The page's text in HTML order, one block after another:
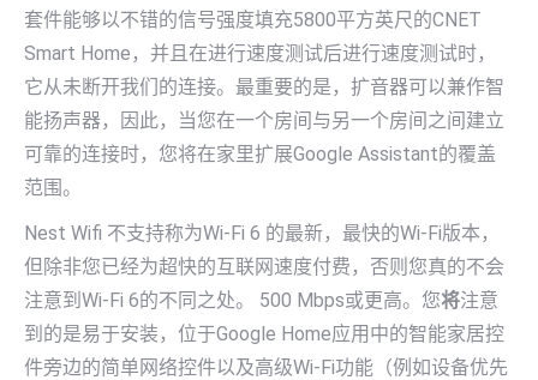
套件能够以不错的信号强度填充5800平方英尺的CNET
Smart Home，并且在进行速度测试后进行速度测试时，
它从未断开我们的连接。最重要的是，扩音器可以兼作智
能扬声器，因此，当您在一个房间与另一个房间之间建立
可靠的连接时，您将在家里扩展Google Assistant的覆盖
范围。
Nest Wifi 不支持称为Wi-Fi 6 的最新，最快的Wi-Fi版本，
但除非您已经为超快的互联网速度付费，否则您真的不会
注意到Wi-Fi 6的不同之处。 500 Mbps或更高。您将注意
到的是易于安装，位于Google Home应用中的智能家居控
件旁边的简单网络控件以及高级Wi-Fi功能（例如设备优先